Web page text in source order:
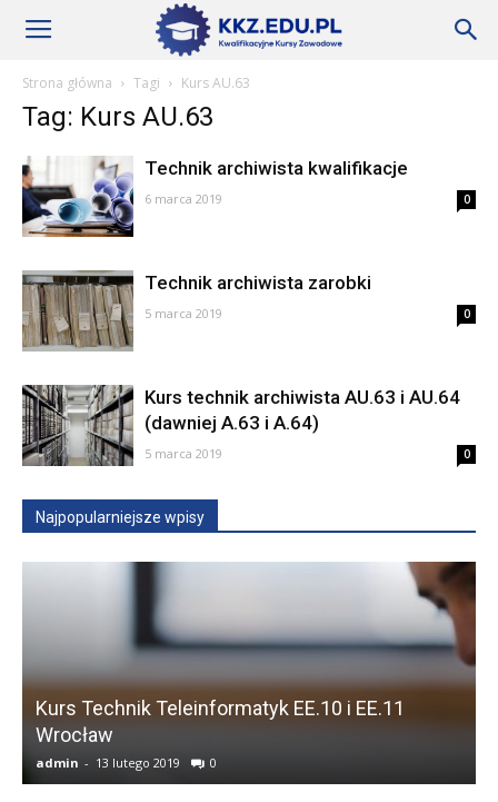
Szkoły
KKZ
Aktualności
Strona główna Tagi Kurs AU.63
Tag: Kurs AU.63
Technik archiwista kwalifikacje
6 marca 2019 0
Technik archiwista zarobki
5 marca 2019 0
Kurs technik archiwista AU.63 i AU.64
(dawniej A.63 i A.64)
5 marca 2019 0
Najpopularniejsze wpisy
Kurs Technik Teleinformatyk EE.10 i EE.11
Wrocław
admin - 13 lutego 2019 0